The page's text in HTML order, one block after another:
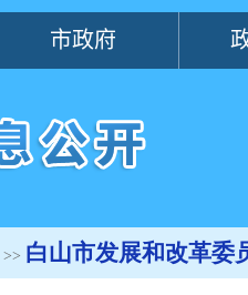
>> 白山市发展和改革委